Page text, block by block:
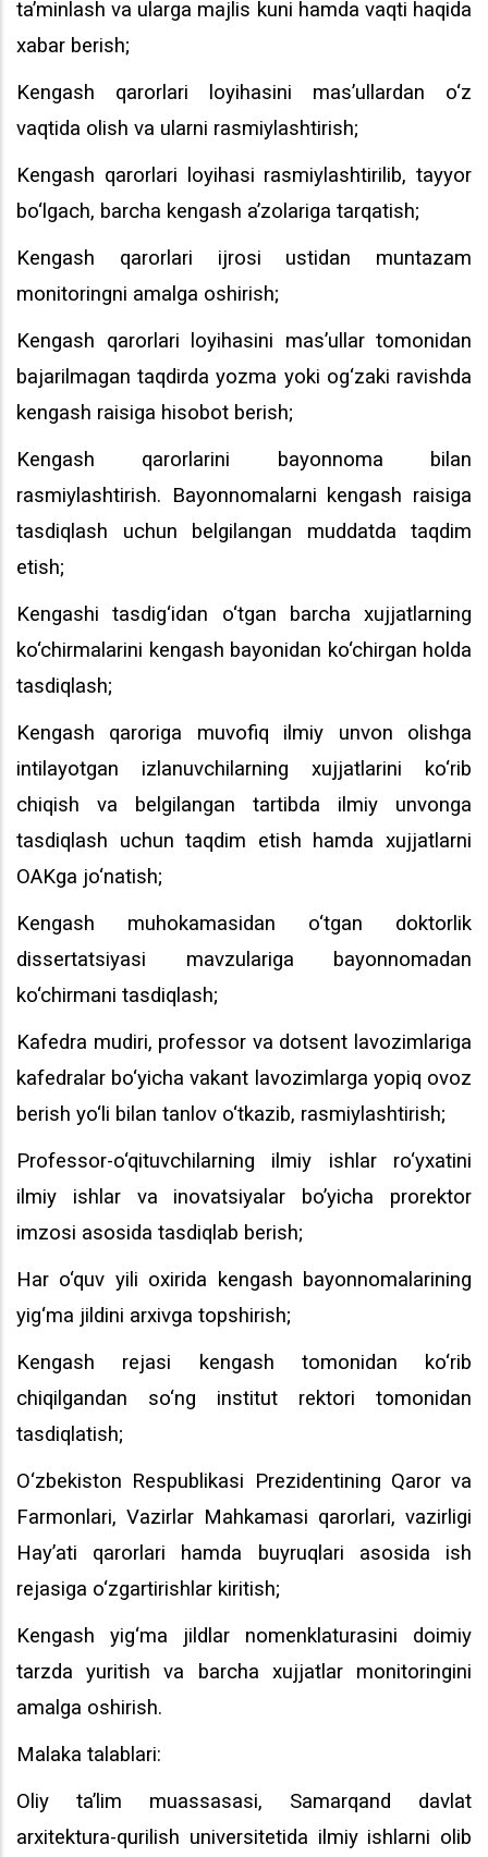
ta’minlash va ularga majlis kuni hamda vaqti haqida
xabar berish;
Kengash qarorlari loyihasini mas’ullardan o‘z
vaqtida olish va ularni rasmiylashtirish;
Kengash qarorlari loyihasi rasmiylashtirilib, tayyor
bo‘lgach, barcha kengash a’zolariga tarqatish;
Kengash qarorlari ijrosi ustidan muntazam
monitoringni amalga oshirish;
Kengash qarorlari loyihasini mas’ullar tomonidan
bajarilmagan taqdirda yozma yoki og‘zaki ravishda
kengash raisiga hisobot berish;
Kengash qarorlarini bayonnoma bilan
rasmiylashtirish. Bayonnomalarni kengash raisiga
tasdiqlash uchun belgilangan muddatda taqdim
etish;
Kengashi tasdig‘idan o‘tgan barcha xujjatlarning
ko‘chirmalarini kengash bayonidan ko‘chirgan holda
tasdiqlash;
Kengash qaroriga muvofiq ilmiy unvon olishga
intilayotgan izlanuvchilarning xujjatlarini ko‘rib
chiqish va belgilangan tartibda ilmiy unvonga
tasdiqlash uchun taqdim etish hamda xujjatlarni
OAKga jo‘natish;
Kengash muhokamasidan o‘tgan doktorlik
dissertatsiyasi mavzulariga bayonnomadan
ko‘chirmani tasdiqlash;
Kafedra mudiri, professor va dotsent lavozimlariga
kafedralar bo‘yicha vakant lavozimlarga yopiq ovoz
berish yo‘li bilan tanlov o‘tkazib, rasmiylashtirish;
Professor-o‘qituvchilarning ilmiy ishlar ro‘yxatini
ilmiy ishlar va inovatsiyalar bo’yicha prorektor
imzosi asosida tasdiqlab berish;
Har o‘quv yili oxirida kengash bayonnomalarining
yig‘ma jildini arxivga topshirish;
Kengash rejasi kengash tomonidan ko‘rib
chiqilgandan so‘ng institut rektori tomonidan
tasdiqlatish;
O‘zbekiston Respublikasi Prezidentining Qaror va
Farmonlari, Vazirlar Mahkamasi qarorlari, vazirligi
Hay’ati qarorlari hamda buyruqlari asosida ish
rejasiga o‘zgartirishlar kiritish;
Kengash yig‘ma jildlar nomenklaturasini doimiy
tarzda yuritish va barcha xujjatlar monitoringini
amalga oshirish.
Malaka talablari:
Oliy ta’lim muassasasi, Samarqand davlat
arxitektura-qurilish universitetida ilmiy ishlarni olib